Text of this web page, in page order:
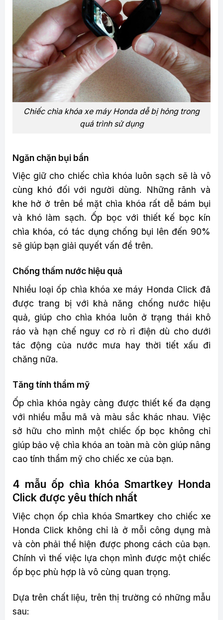
Chiếc chìa khóa xe máy Honda dễ bị hỏng trong
quá trình sử dụng
Ngăn chặn bụi bẩn
Việc giữ cho chiếc chìa khóa luôn sạch sẽ là vô
cùng khó đối với người dùng. Những rãnh và
khe hở ở trên bề mặt chìa khóa rất dễ bám bụi
và khó làm sạch. Ốp bọc với thiết kế bọc kín
chìa khóa, có tác dụng chống bụi lên đến 90%
sẽ giúp bạn giải quyết vấn đề trên.
Chống thấm nước hiệu quả
Nhiều loại ốp chìa khóa xe máy Honda Click đã
được trang bị với khả năng chống nước hiệu
quả, giúp cho chìa khóa luôn ở trạng thái khô
ráo và hạn chế nguy cơ rò rỉ điện dù cho dưới
tác động của nước mưa hay thời tiết xấu đi
chăng nữa.
Tăng tính thẩm mỹ
Ốp chìa khóa ngày càng được thiết kế đa dạng
với nhiều mẫu mã và màu sắc khác nhau. Việc
sở hữu cho mình một chiếc ốp bọc không chỉ
giúp bảo vệ chìa khóa an toàn mà còn giúp nâng
cao tính thẩm mỹ cho chiếc xe của bạn.
4 mẫu ốp chìa khóa Smartkey Honda
Click được yêu thích nhất
Việc chọn ốp chìa khóa Smartkey cho chiếc xe
Honda Click không chỉ là ở mỗi công dụng mà
và còn phải thể hiện được phong cách của bạn.
Chính vì thế việc lựa chọn mình được một chiếc
ốp bọc phù hợp là vô cùng quan trọng.
Dựa trên chất liệu, trên thị trường có những mẫu
sau: